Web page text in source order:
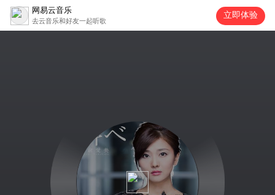
网易云音乐
去云音乐和好友一起听歌
立即体验